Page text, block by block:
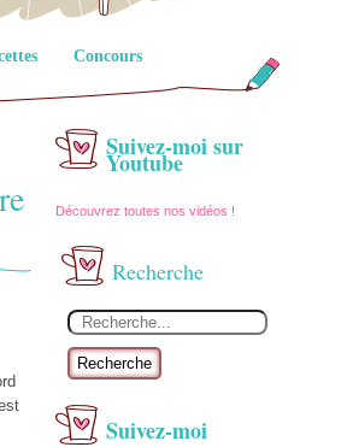
Concours
Suivez-moi sur
Youtube
Découvrez toutes nos vidéos !
Recherche
Recherche
Suivez-moi